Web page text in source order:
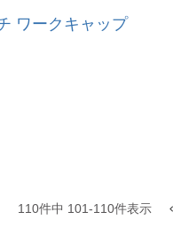
ワークキャップ
110件中 101-110件表示